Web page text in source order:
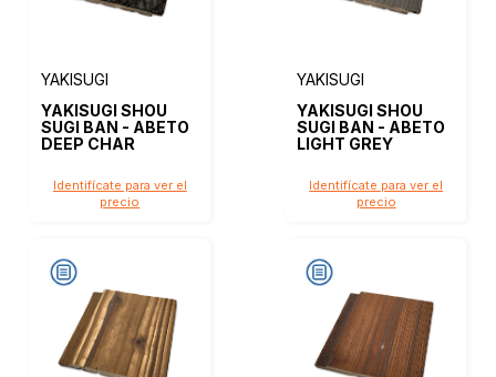
YAKISUGI
YAKISUGI SHOU
SUGI BAN - ABETO
DEEP CHAR
Identifícate para ver el
precio
YAKISUGI
YAKISUGI SHOU
SUGI BAN - ABETO
LIGHT GREY
Identifícate para ver el
precio